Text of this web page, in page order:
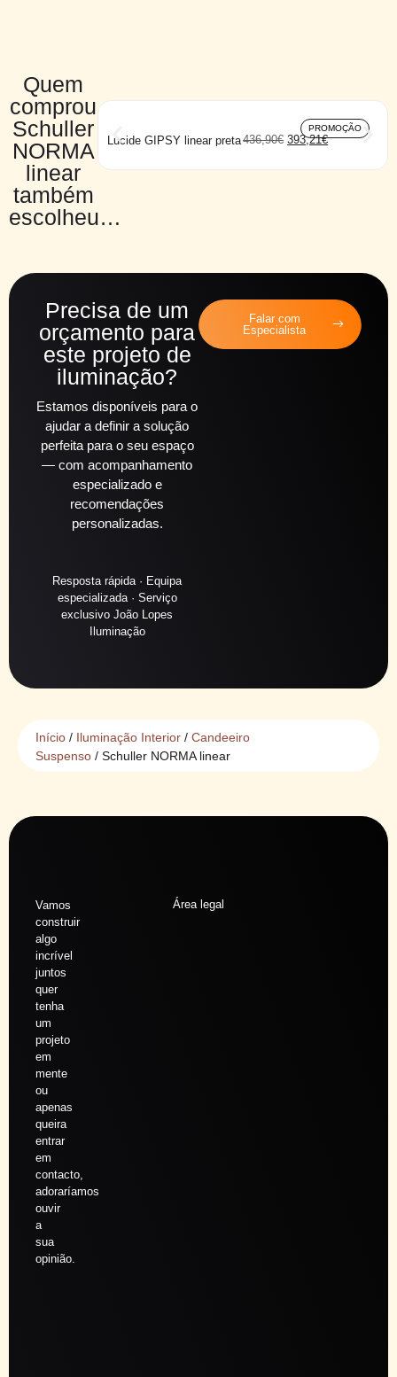
Quem
comprou
Schuller
NORMA
linear
também
escolheu…
PROMOÇÃO
Lucide GIPSY linear preta436,90€ 393,21€
Precisa de um
orçamento para
este projeto de
iluminação?
Estamos disponíveis para o
ajudar a definir a solução
perfeita para o seu espaço
— com acompanhamento
especializado e
recomendações
personalizadas.
Resposta rápida · Equipa
especializada · Serviço
exclusivo João Lopes
Iluminação
Falar com
Especialista
Início / Iluminação Interior / Candeeiro
Suspenso / Schuller NORMA linear
Vamos
construir
algo
incrível
juntos
quer
tenha
um
projeto
em
mente
ou
apenas
queira
entrar
em
contacto,
adoraríamos
ouvir
a
sua
opinião.
Área legal